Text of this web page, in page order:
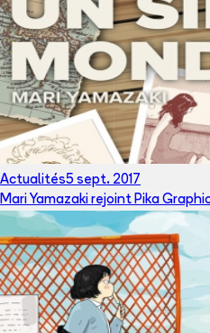
Actualités5 sept. 2017
Mari Yamazaki rejoint Pika